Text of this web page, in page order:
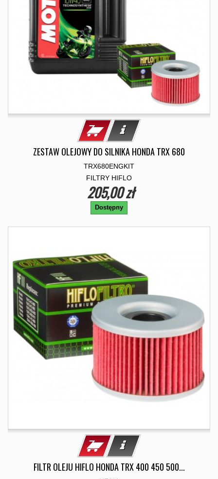
ZESTAW OLEJOWY DO SILNIKA HONDA TRX 680
TRX680ENGKIT
FILTRY HIFLO
205,00 zł
Dostępny
FILTR OLEJU HIFLO HONDA TRX 400 450 500...